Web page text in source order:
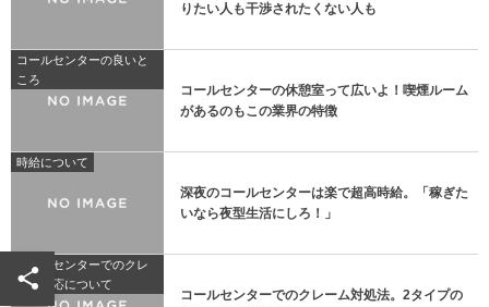
りたい人も干渉されたくない人も
コールセンターの良いと
ころ
コールセンターの休憩室って広いよ！喫煙ルーム
があるのもこの業界の特徴
時給について
深夜のコールセンターは楽で超高時給。「稼ぎた
いなら夜型生活にしろ！」
コールセンターでのクレ
ーム対応について
コールセンターでのクレーム対処法。2タイプの